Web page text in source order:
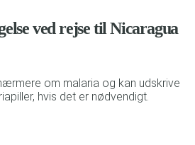
ved rejse til Nicaragua
om malaria og kan udskrive
hvis det er nødvendigt.